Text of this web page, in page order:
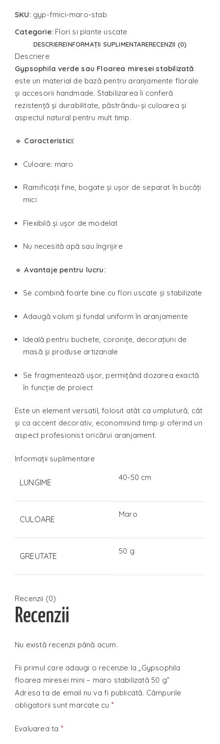
SKU: gyp-fmici-maro-stab
Categorie: Flori si plante uscate
DESCRIEREINFORMAȚII SUPLIMENTARERECENZII (0)
Descriere
Gypsophila verde sau Floarea miresei stabilizată
este un material de bază pentru aranjamente florale
și accesorii handmade. Stabilizarea îi conferă
rezistență și durabilitate, păstrându-și culoarea și
aspectul natural pentru mult timp.
🔹 Caracteristici:
Culoare: maro
Ramificații fine, bogate și ușor de separat în bucăți
mici
Flexibilă și ușor de modelat
Nu necesită apă sau îngrijire
🔹Avantaje pentru lucru:
Se combină foarte bine cu flori uscate și stabilizate
Adaugă volum și fundal uniform în aranjamente
Ideală pentru buchete, coronițe, decorațiuni de
masă și produse artizanale
Se fragmentează ușor, permițând dozarea exactă
în funcție de proiect
Este un element versatil, folosit atât ca umplutură, cât
și ca accent decorativ, economisind timp și oferind un
aspect profesionist oricărui aranjament.
Informații suplimentare
LUNGIME
40-50 cm
CULOARE
Maro
GREUTATE
50 g
Recenzii (0)
Recenzii
Nu există recenzii până acum.
Fii primul care adaugi o recenzie la „Gypsophila
floarea miresei mini – maro stabilizată 50 g”
Adresa ta de email nu va fi publicată. Câmpurile
obligatorii sunt marcate cu *
Evaluarea ta *